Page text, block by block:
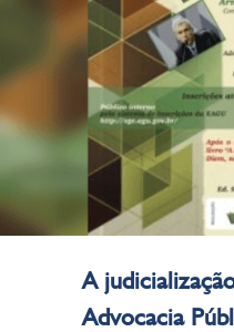
A
Advocacia